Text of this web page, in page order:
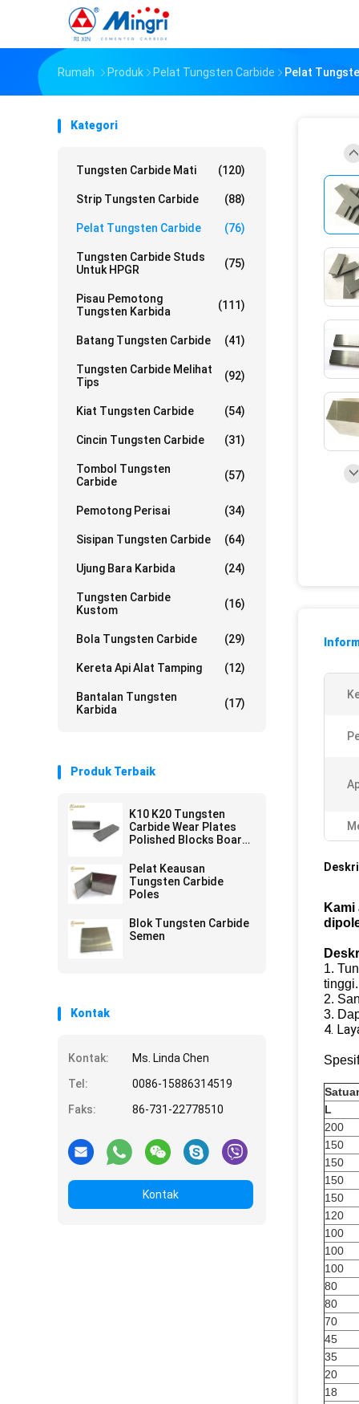
Rumah Produk Pelat Tungsten Carbide Pelat
Kategori
Tungsten Carbide Mati (120)
Strip Tungsten Carbide (88)
Pelat Tungsten Carbide (76)
Tungsten Carbide Studs
Untuk HPGR
(75)
Pisau Pemotong
Tungsten Karbida
(111)
Batang Tungsten Carbide (41)
Tungsten Carbide Melihat
Tips
(92)
Kiat Tungsten Carbide (54)
Cincin Tungsten Carbide (31)
Tombol Tungsten
Carbide
(57)
Pemotong Perisai (34)
Sisipan Tungsten Carbide (64)
Ujung Bara Karbida (24)
Tungsten Carbide
Kustom
(16)
Bola Tungsten Carbide (29)
Kereta Api Alat Tamping (12)
Bantalan Tungsten
Karbida
(17)
Produk Terbaik
K10 K20 Tungsten
Carbide Wear Plates
Polished Blocks Board
Kosong
Pelat Keausan
Tungsten Carbide
Poles
Blok Tungsten Carbide
Semen
Kontak
Kontak:
Ms. Linda Chen
Tel:
0086-15886314519
Faks:
86-731-22778510
Kontak
1.
tinggi.
2.
3.
4.
L
200
150
150
150
150
120
100
100
100
80
80
70
45
35
20
18